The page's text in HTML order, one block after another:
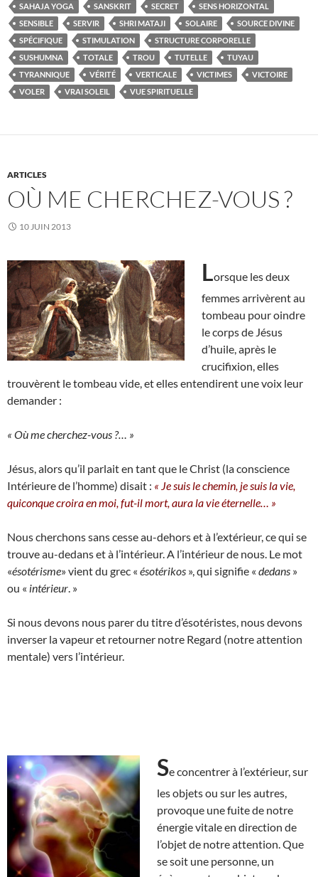
SAHAJA YOGA
SANSKRIT SECRET
SENS HORIZONTAL
SENSIBLE
SERVIR SHRI MATAJI SOLAIRE
SOURCE DIVINE
SPÉCIFIQUE
STIMULATION
STRUCTURE CORPORELLE
SUSHUMNA
TOTALE TROU TUTELLE
TUYAU
TYRANNIQUE
VÉRITÉ VERTICALE VICTIMES
VICTOIRE
VOLER
VRAI SOLEIL VUE SPIRITUELLE
ARTICLES
OÙ ME CHERCHEZ-VOUS ?
10 JUIN 2013
Lorsque les deux
femmes arrivèrent au
tombeau pour oindre
le corps de Jésus
d’huile, après le
crucifixion, elles
trouvèrent le tombeau vide, et elles entendirent une voix leur
demander :
« Où me cherchez-vous ?… »
Jésus, alors qu’il parlait en tant que le Christ (la conscience
Intérieure de l’homme) disait : « Je suis le chemin, je suis la vie,
quiconque croira en moi, fut-il mort, aura la vie éternelle… »
Nous cherchons sans cesse au-dehors et à l’extérieur, ce qui se
trouve au-dedans et à l’intérieur. A l’intérieur de nous. Le mot
«ésotérisme» vient du grec « ésotérikos », qui signifie « dedans »
ou « intérieur . »
Si nous devons nous parer du titre d’ésotéristes, nous devons
inverser la vapeur et retourner notre Regard (notre attention
mentale) vers l’intérieur.
Se concentrer à l’extérieur, sur
les objets ou sur les autres,
provoque une fuite de notre
énergie vitale en direction de
l’objet de notre attention. Que
se soit une personne, un